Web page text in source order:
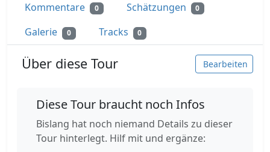
Kommentare 0 Schätzungen 0
Galerie 0 Tracks 0
Über diese Tour Bearbeiten
Diese Tour braucht noch Infos
Bislang hat noch niemand Details zu dieser
Tour hinterlegt. Hilf mit und ergänze: